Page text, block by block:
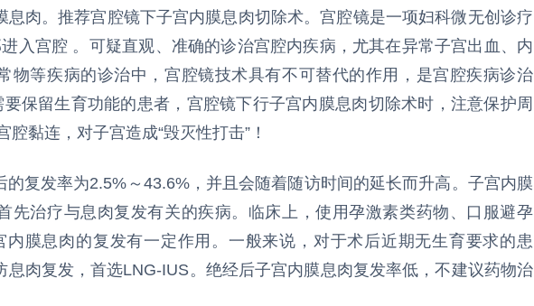
息肉。推荐宫腔镜下子宫内膜息肉切除术。宫腔镜是一项妇科微无创诊疗
入宫腔 。可疑直观、准确的诊治宫腔内疾病，尤其在异常子宫出血、内
物等疾病的诊治中，宫腔镜技术具有不可替代的作用，是宫腔疾病诊治
要保留生育功能的患者，宫腔镜下行子宫内膜息肉切除术时，注意保护周
黏连，对子宫造成“毁灭性打击”！
发率为2.5%～43.6%，并且会随着随访时间的延长而升高。子宫内膜
先治疗与息肉复发有关的疾病。临床上，使用孕激素类药物、口服避孕
内膜息肉的复发有一定作用。一般来说，对于术后近期无生育要求的患
息肉复发，首选LNG-IUS。绝经后子宫内膜息肉复发率低，不建议药物治